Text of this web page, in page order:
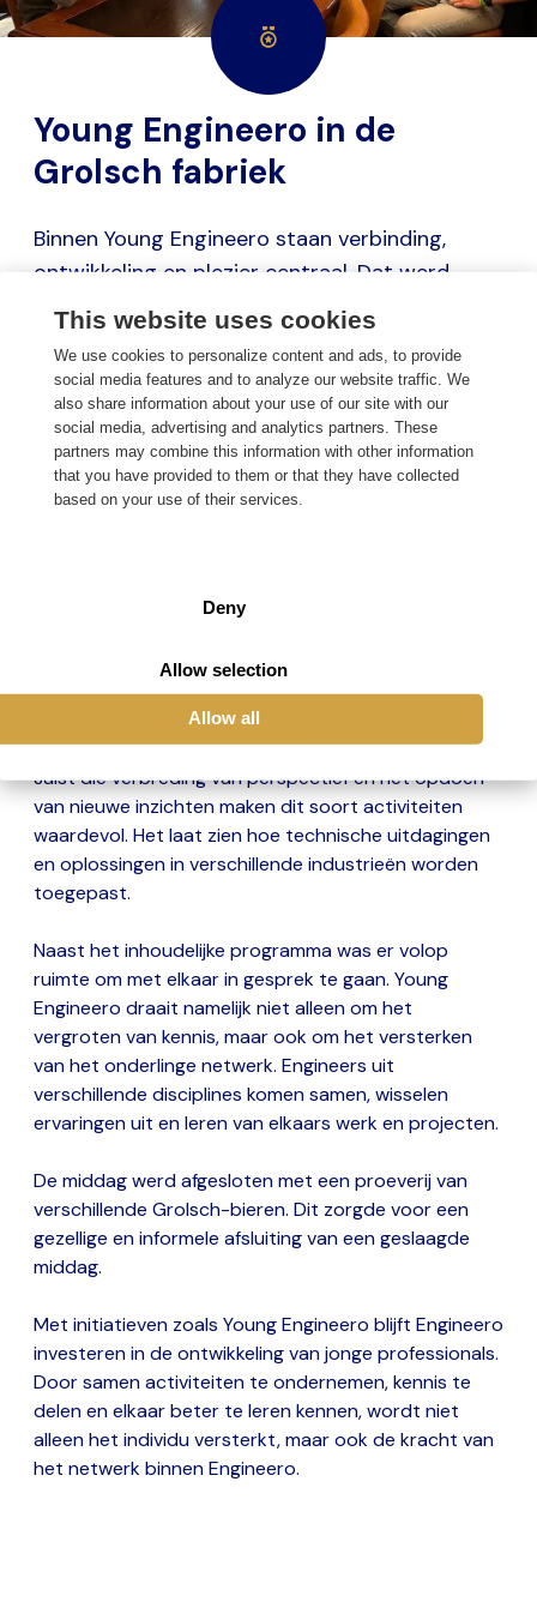
This website uses cookies
We use cookies to personalize content and ads, to provide
social media features and to analyze our website traffic. We
also share information about your use of our site with our
social media, advertising and analytics partners. These
partners may combine this information with other information
that you have provided to them or that they have collected
based on your use of their services.
Deny
Allow selection
Allow all
Young Engineero in de
Grolsch fabriek
Binnen Young Engineero staan verbinding,
ontwikkeling en plezier centraal. Dat werd
opnieuw duidelijk tijdens het recente
Enschede.
Met een groep jonge engineers van Engineero werd
een bezoek gebracht aan de brouwerij, waar zij een
uitgebreide rondleiding kregen door het volledige
gaf een mooi en compleet beeld van hoe techniek,
grootschalige productieomgeving.
Voor veel engineers bood dit een interessante blik in
een andere sector dan waarin zij dagelijks actief zijn.
Juist die verbreding van perspectief en het opdoen
van nieuwe inzichten maken dit soort activiteiten
waardevol. Het laat zien hoe technische uitdagingen
en oplossingen in verschillende industrieën worden
toegepast.
Naast het inhoudelijke programma was er volop
ruimte om met elkaar in gesprek te gaan. Young
Engineero draait namelijk niet alleen om het
vergroten van kennis, maar ook om het versterken
van het onderlinge netwerk. Engineers uit
verschillende disciplines komen samen, wisselen
ervaringen uit en leren van elkaars werk en projecten.
De middag werd afgesloten met een proeverij van
verschillende Grolsch-bieren. Dit zorgde voor een
gezellige en informele afsluiting van een geslaagde
middag.
Met initiatieven zoals Young Engineero blijft Engineero
investeren in de ontwikkeling van jonge professionals.
Door samen activiteiten te ondernemen, kennis te
delen en elkaar beter te leren kennen, wordt niet
alleen het individu versterkt, maar ook de kracht van
het netwerk binnen Engineero.